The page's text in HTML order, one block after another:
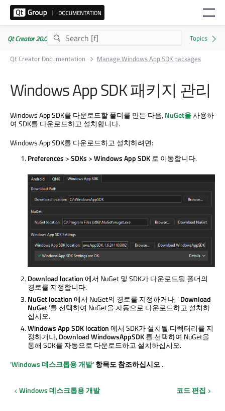
Qt Creator 20.0.1
Qt Creator Documentation
Manage Windows App SDK packages
Windows App SDK 패키지 관리
Windows App SDK를 다운로드할 폴더를 만든 다음,NuGet을사용하
여 SDK를 다운로드하고 설치합니다.
Windows App SDK를 다운로드하고 설치하려면:
Preferences >SDKs >Windows App SDK로 이동합니다.
Download location에서 NuGet 및 SDK가 다운로드될 폴더의
경로를 지정합니다.
NuGet location에서 NuGet의 경로를 지정하거나, ‘Download
NuGet’를 선택하여 NuGet을 자동으로 다운로드하고 설치하
십시오.
Windows App SDK location에서 SDK가 설치될 디렉터리를 지
정하거나,Download WindowsAppSDK를 선택하여 NuGet을
통해 SDK를 자동으로 다운로드하고 설치하십시오.
'Windows 데스크톱용 개발' 항목도 참조하십시오.
Windows 데스크톱용 개발 코드 편집